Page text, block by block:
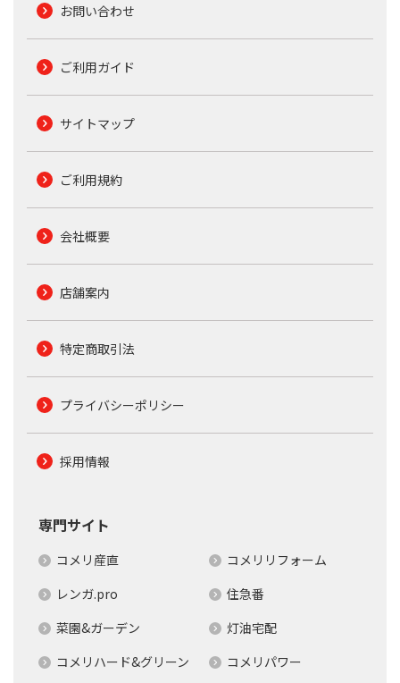
お問い合わせ
ご利用ガイド
サイトマップ
ご利用規約
会社概要
店舗案内
特定商取引法
プライバシーポリシー
採用情報
専門サイト
コメリ産直
コメリリフォーム
レンガ.pro
住急番
菜園&ガーデン
灯油宅配
コメリハード&グリーン
コメリパワー